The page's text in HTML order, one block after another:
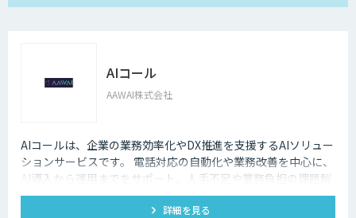
AIコール
AAWAI株式会社
AIコールは、企業の業務効率化やDX推進を支援するAIソリュー
ションサービスです。 電話対応の自動化や業務改善を中心に、
AI導入から運用までをサポート。人手不足や業務負担の課題解
決に貢献し、実際の現場で“使えるAI”を提供しています。
詳細を見る